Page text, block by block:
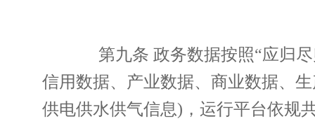
第九条 政务数据按照“应归尽
信用数据、产业数据、商业数据、
供电供水供气信息)，运行平台依规